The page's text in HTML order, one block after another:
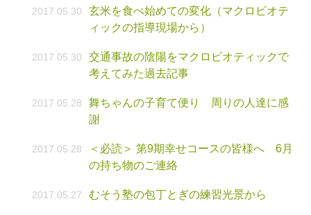
2017.05.30
玄米を食べ始めての変化（マクロビオテ
ィックの指導現場から）
2017.05.30
交通事故の陰陽をマクロビオティックで
考えてみた過去記事
2017.05.28
舞ちゃんの子育て便り 周りの人達に感
謝
2017.05.28
＜必読＞ 第9期幸せコースの皆様へ 6月
の持ち物のご連絡
2017.05.27 むそう塾の包丁とぎの練習光景から